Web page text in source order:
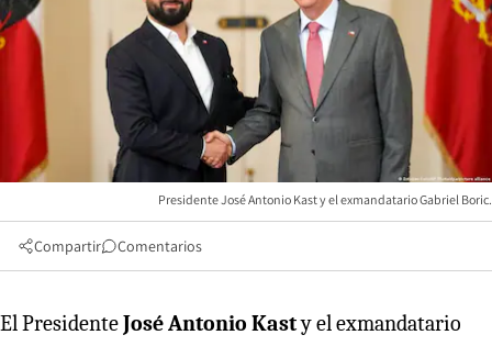
Presidente José Antonio Kast y el exmandatario Gabriel Boric.
Compartir Comentarios
El PresidenteJosé Antonio Kasty el exmandatario